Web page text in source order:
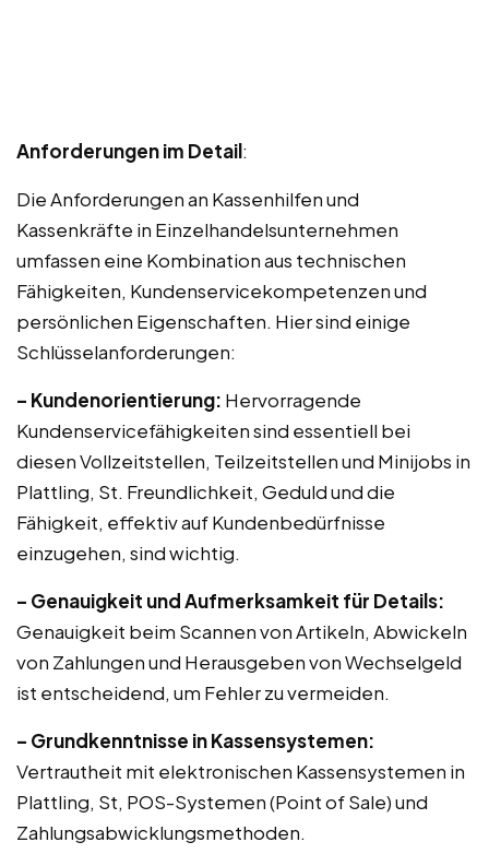
Anforderungen im Detail:
Die Anforderungen an Kassenhilfen und
Kassenkräfte in Einzelhandelsunternehmen
umfassen eine Kombination aus technischen
Fähigkeiten, Kundenservicekompetenzen und
persönlichen Eigenschaften. Hier sind einige
Schlüsselanforderungen:
– Kundenorientierung: Hervorragende
Kundenservicefähigkeiten sind essentiell bei
diesen Vollzeitstellen, Teilzeitstellen und Minijobs in
Plattling, St. Freundlichkeit, Geduld und die
Fähigkeit, effektiv auf Kundenbedürfnisse
einzugehen, sind wichtig.
– Genauigkeit und Aufmerksamkeit für Details:
Genauigkeit beim Scannen von Artikeln, Abwickeln
von Zahlungen und Herausgeben von Wechselgeld
ist entscheidend, um Fehler zu vermeiden.
– Grundkenntnisse in Kassensystemen:
Vertrautheit mit elektronischen Kassensystemen in
Plattling, St, POS-Systemen (Point of Sale) und
Zahlungsabwicklungsmethoden.